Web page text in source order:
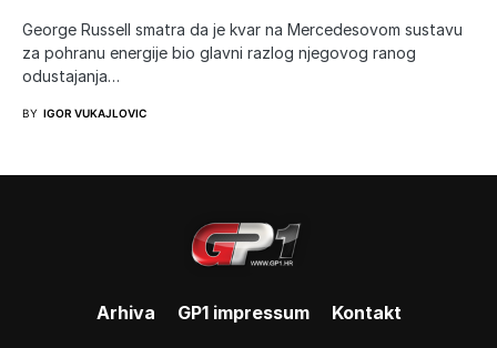
George Russell smatra da je kvar na Mercedesovom sustavu
za pohranu energije bio glavni razlog njegovog ranog
odustajanja…
BY IGOR VUKAJLOVIC
Arhiva GP1 impressum Kontakt